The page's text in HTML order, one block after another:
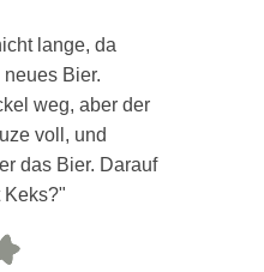
lange, da
Bier.
weg, aber der
voll, und
das Bier. Darauf
Keks?"